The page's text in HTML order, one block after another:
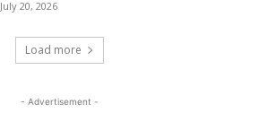
July 20, 2026
Load more
- Advertisement -